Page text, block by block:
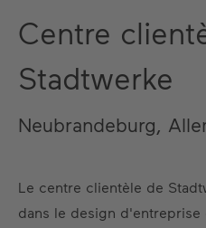
Centre
Stadtwerke
Neubrandeburg,
Le centre clientèle de
dans le design d'entreprise